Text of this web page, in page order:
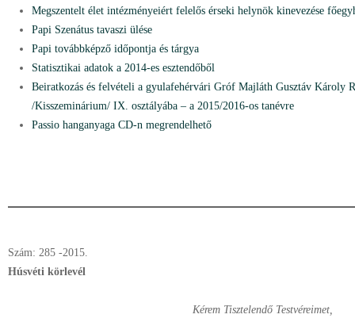
Megszentelt élet intézményeiért felelős érseki helynök kinevezése
Papi Szenátus tavaszi ülése
Papi továbbképző időpontja és tárgya
Statisztikai adatok a 2014-es esztendőből
Beiratkozás és felvételi a gyulafehérvári Gróf Majláth Gusztáv Károly
/Kisszeminárium/ IX. osztályába – a 2015/2016-os tanévre
Passio hanganyaga CD-n megrendelhető
Szám: 285 -2015.
Húsvéti körlevél
Kérem Tisztelendő Testvéreimet,